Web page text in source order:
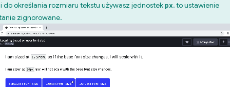
do określania rozmiaru tekstu używasz jednostek px, to ustawienie
zignorowane.